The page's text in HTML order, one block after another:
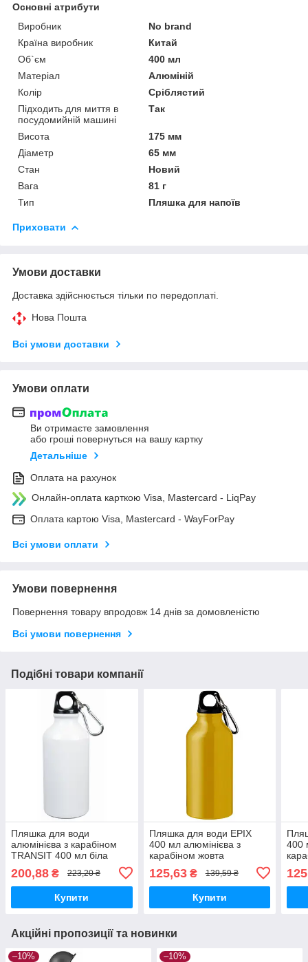
Основні атрибути
Виробник
No brand
Країна виробник
Китай
Об`єм
400 мл
Матеріал
Алюміній
Колір
Сріблястий
Підходить для миття в
посудомийній машині
Так
Висота
175 мм
Діаметр
65 мм
Стан
Новий
Вага
81 г
Тип
Пляшка для напоїв
Приховати
Умови доставки
Доставка здійснюється тільки по передоплаті.
Нова Пошта
Всі умови доставки
Умови оплати
Ви отримаєте замовлення
або гроші повернуться на вашу картку
Детальніше
Оплата на рахунок
Онлайн-оплата карткою Visa, Mastercard - LiqPay
Оплата картою Visa, Mastercard - WayForPay
Всі умови оплати
Умови повернення
Повернення товару впродовж 14 днів за домовленістю
Всі умови повернення
Подібні товари компанії
Пляшка для води
алюмінієва з карабіном
TRANSIT 400 мл біла
200,88 ₴ 223,20 ₴
Купити
Пляшка для води ЕРІХ
400 мл алюмінієва з
карабіном жовта
125,63₴ 139,59 ₴
Купити
400
Акційні пропозиції та новинки
–10% –10%